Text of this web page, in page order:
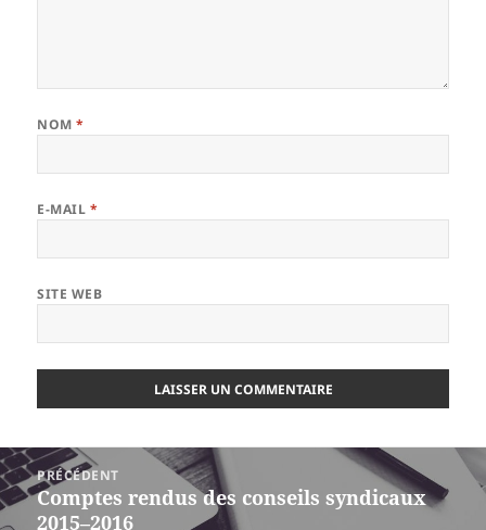
NOM*
E-MAIL *
SITE WEB
Navigation
de
l’article
PRÉCÉDENT
Article
précédent :
Comptes rendus des conseils syndicaux
2015–2016